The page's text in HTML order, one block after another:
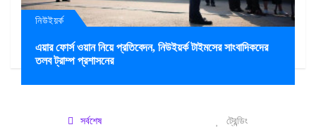
নিউইয়র্ক
এয়ার ফোর্স ওয়ান নিয়ে প্রতিবেদন, নিউইয়র্ক টাইমসের সাংবাদিকদের
তলব ট্রাম্প প্রশাসনের
সর্বশেষ ট্রেন্ডিং